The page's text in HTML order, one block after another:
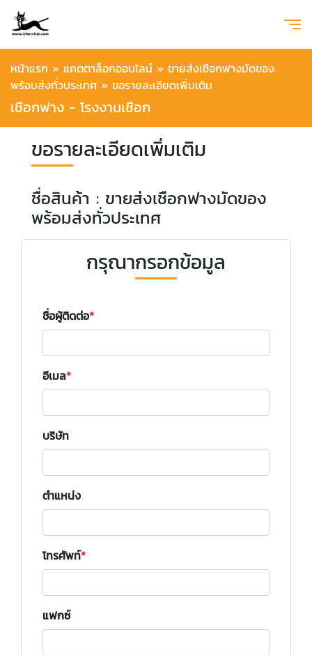
หน้าแรก » แคตตาล็อกออนไลน์ » ขายส่งเชือกฟางมัดของ
พร้อมส่งทั่วประเทศ » ขอรายละเอียดเพิ่มเติม
เชือกฟาง - โรงงานเชือก
ขอรายละเอียดเพิ่มเติม
ชื่อสินค้า : ขายส่งเชือกฟางมัดของ
พร้อมส่งทั่วประเทศ
กรุณากรอกข้อมูล
ชื่อผู้ติดต่อ
อีเมล
บริษัท
ตำแหน่ง
โทรศัพท์
แฟกซ์